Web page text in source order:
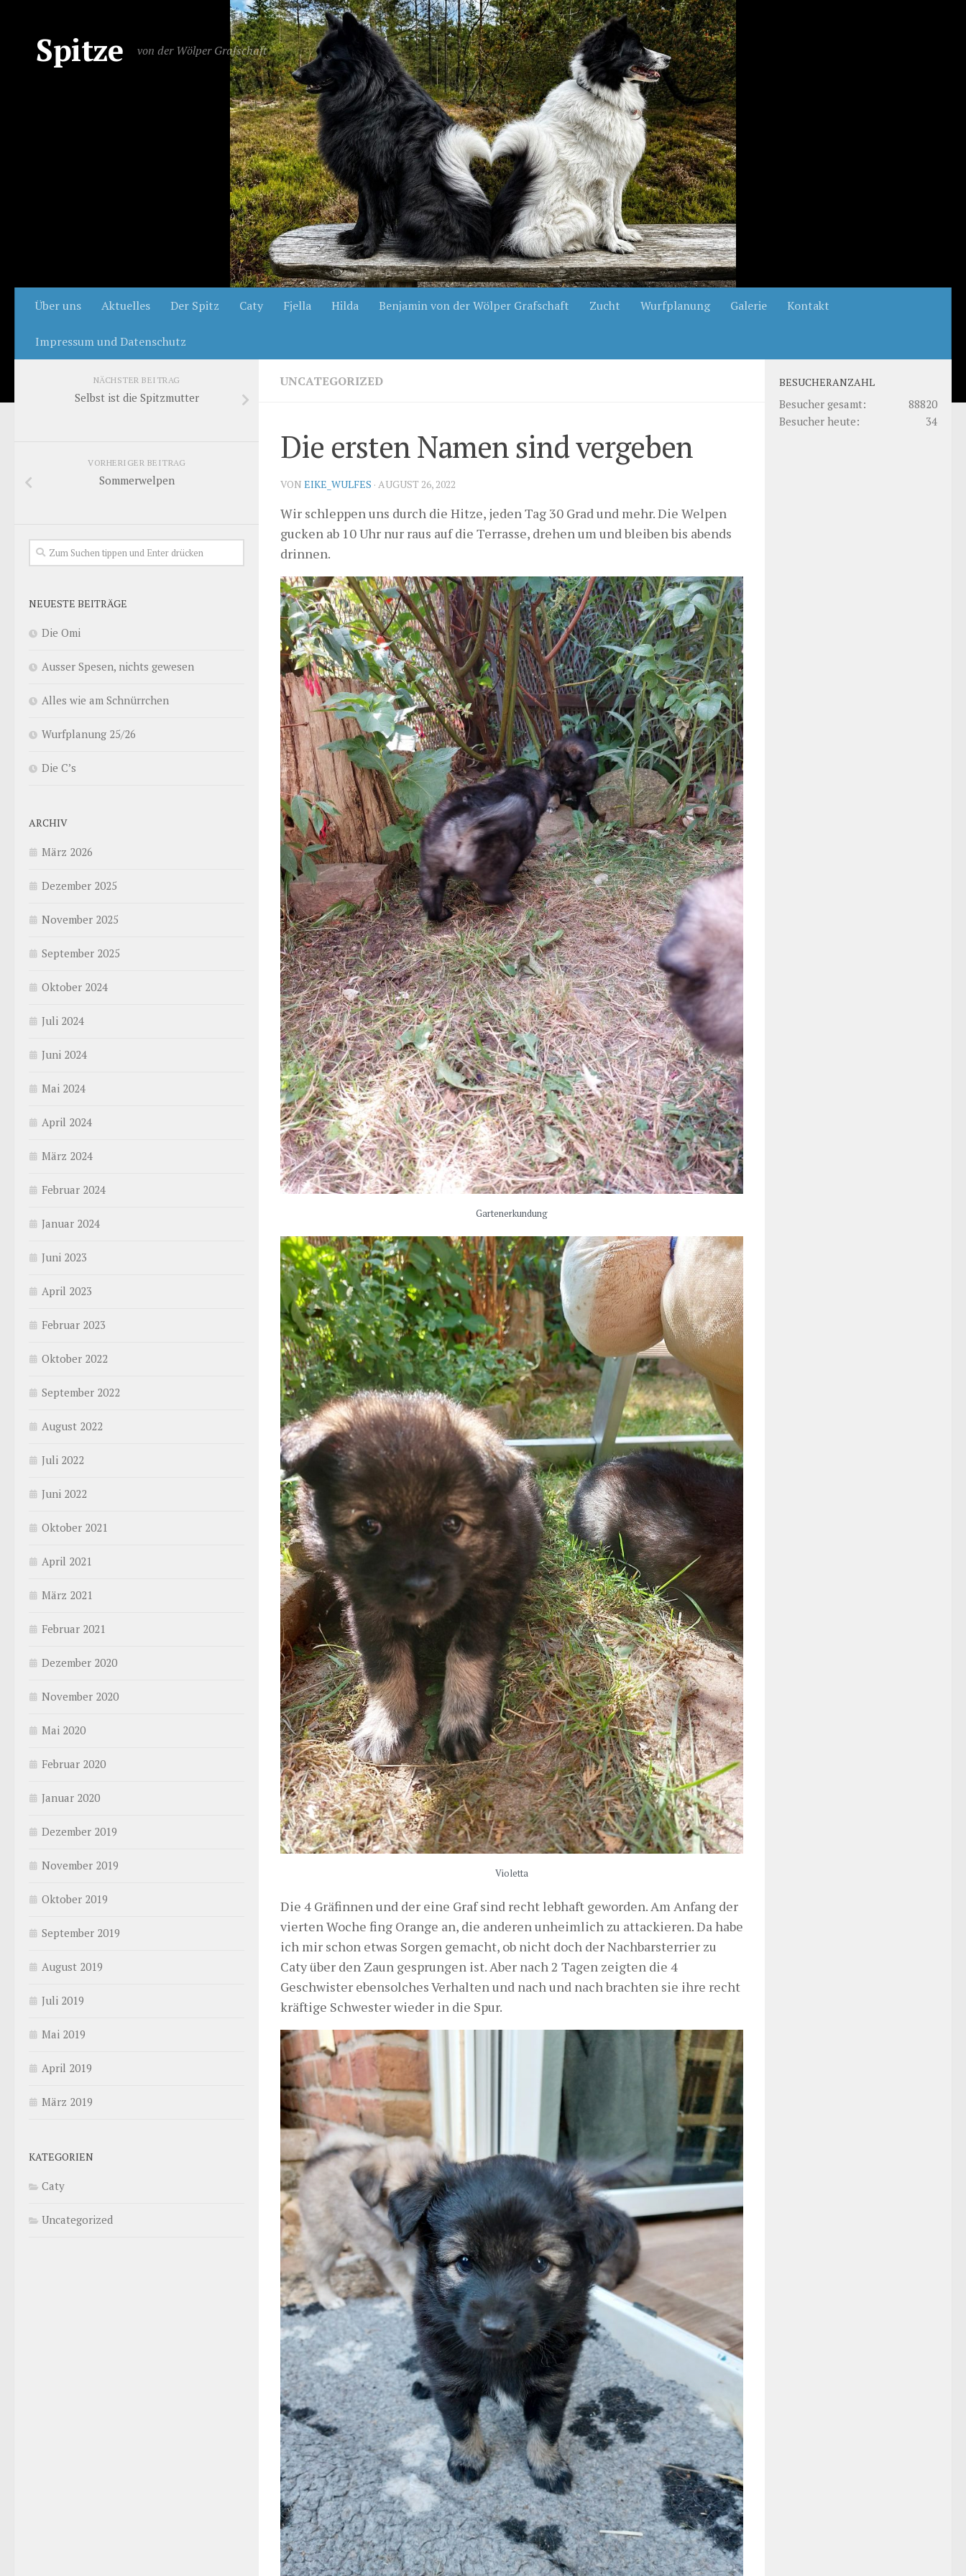
Spitze von der Wölper Grafschaft
Über uns Aktuelles Der Spitz Caty Fjella Hilda Benjamin von der Wölper Grafschaft Zucht Wurfplanung Galerie Kontakt
Impressum und Datenschutz
UNCATEGORIZED
Die ersten Namen sind vergeben
VON EIKE_WULFES · AUGUST 26, 2022
Wir schleppen uns durch die Hitze, jeden Tag 30 Grad und mehr. Die Welpen
gucken ab 10 Uhr nur raus auf die Terrasse, drehen um und bleiben bis abends
drinnen.
Gartenerkundung
Violetta
Die 4 Gräfinnen und der eine Graf sind recht lebhaft geworden. Am Anfang der
vierten Woche fing Orange an, die anderen unheimlich zu attackieren. Da habe
ich mir schon etwas Sorgen gemacht, ob nicht doch der Nachbarsterrier zu
Caty über den Zaun gesprungen ist. Aber nach 2 Tagen zeigten die 4
Geschwister ebensolches Verhalten und nach und nach brachten sie ihre recht
kräftige Schwester wieder in die Spur.
NÄCHSTER BEITRAG
Selbst ist die Spitzmutter
VORHERIGER BEITRAG
Sommerwelpen
NEUESTE BEITRÄGE
Die Omi
Ausser Spesen, nichts gewesen
Alles wie am Schnürrchen
Wurfplanung 25/26
Die C’s
ARCHIV
März 2026
Dezember 2025
November 2025
September 2025
Oktober 2024
Juli 2024
Juni 2024
Mai 2024
April 2024
März 2024
Februar 2024
Januar 2024
Juni 2023
April 2023
Februar 2023
Oktober 2022
September 2022
August 2022
Juli 2022
Juni 2022
Oktober 2021
April 2021
März 2021
Februar 2021
Dezember 2020
November 2020
Mai 2020
Februar 2020
Januar 2020
Dezember 2019
November 2019
Oktober 2019
September 2019
August 2019
Juli 2019
Mai 2019
April 2019
März 2019
KATEGORIEN
Caty
Uncategorized
BESUCHERANZAHL
88820
Besucher gesamt:
34
Besucher heute: